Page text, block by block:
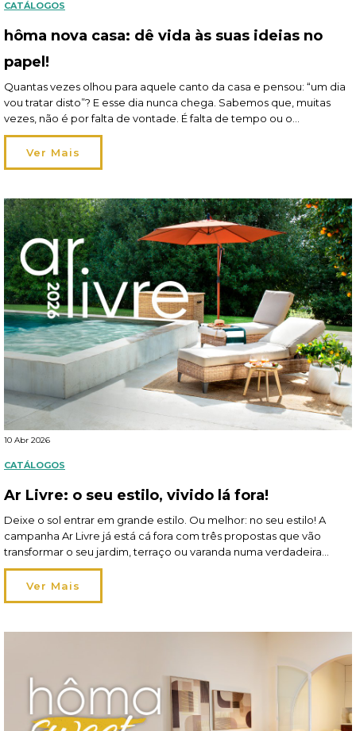
CATÁLOGOS
hôma nova casa: dê vida às suas ideias no
papel!
Quantas vezes olhou para aquele canto da casa e pensou: “um dia
vou tratar disto”? E esse dia nunca chega. Sabemos que, muitas
vezes, não é por falta de vontade. É falta de tempo ou o
orçamento que obriga a dar prioridade a outras coisas. E, assim,
vão ficando para trás pequenos projetos que gostaria […]
Ver Mais
10 Abr 2026
CATÁLOGOS
Ar Livre: o seu estilo, vivido lá fora!
Deixe o sol entrar em grande estilo. Ou melhor: no seu estilo! A
campanha Ar Livre já está cá fora com três propostas que vão
transformar o seu jardim, terraço ou varanda numa verdadeira
extensão de si. Em 2026, viver o exterior ganha um novo
significado: os espaços tornam-se mais flexíveis, acompanham os
seus momentos […]
Ver Mais